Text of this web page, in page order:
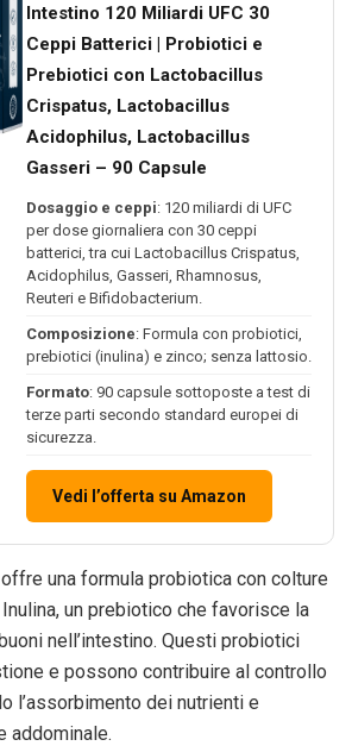
Intestino 120 Miliardi UFC 30
Ceppi Batterici | Probiotici e
Prebiotici con Lactobacillus
Crispatus, Lactobacillus
Acidophilus, Lactobacillus
Gasseri – 90 Capsule
Dosaggio e ceppi: 120 miliardi di UFC
per dose giornaliera con 30 ceppi
batterici, tra cui Lactobacillus Crispatus,
Acidophilus, Gasseri, Rhamnosus,
Reuteri e Bifidobacterium.
Composizione: Formula con probiotici,
prebiotici (inulina) e zinco; senza lattosio.
Formato: 90 capsule sottoposte a test di
terze parti secondo standard europei di
sicurezza.
Vedi l’offerta su Amazon
una formula probiotica con colture
un prebiotico che favorisce la
nell’intestino. Questi probiotici
e possono contribuire al controllo
l’assorbimento dei nutrienti e
addominale.